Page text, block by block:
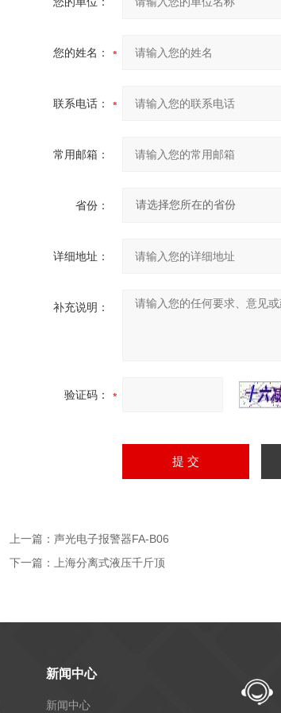
您的姓名：
联系电话：
常用邮箱：
省份：
详细地址：
补充说明：
验证码：
上一篇： 声光电子报警器FA-B06
下一篇：
上海分离式液压千斤顶
新闻中心
新闻中心